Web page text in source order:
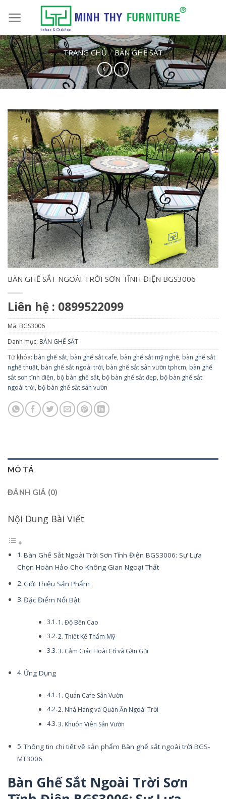
TRANG CHỦ / BÀN GHẾ SẮT
BÀN GHẾ SẮT NGOÀI TRỜI SƠN TĨNH ĐIỆN BGS3006
Liên hệ : 0899522099
Mã: BGS3006
Danh mục: BÀN GHẾ SẮT
Từ khóa: bàn ghế sắt, bàn ghế sắt cafe, bàn ghế sắt mỹ nghệ, bàn ghế sắt
nghệ thuật, bàn ghế sắt ngoài trời, bàn ghế sắt sân vườn tphcm, bàn ghế
sắt sơn tĩnh điện, bộ bàn ghế sắt, bộ bàn ghế sắt đẹp, bộ bàn ghế sắt
ngoài trời, bộ bàn ghế sắt sân vườn
MÔ TẢ
ĐÁNH GIÁ (0)
Nội Dung Bài Viết
Bàn Ghế Sắt Ngoài Trời Sơn Tĩnh Điện BGS3006: Sự Lựa
Chọn Hoàn Hảo Cho Không Gian Ngoại Thất
Giới Thiệu Sản Phẩm
Đặc Điểm Nổi Bật
1. Độ Bền Cao
2. Thiết Kế Thẩm Mỹ
3. Cảm Giác Hoài Cổ và Gần Gũi
Ứng Dụng
1. Quán Cafe Sân Vườn
2. Nhà Hàng và Quán Ăn Ngoài Trời
3. Khuôn Viên Sân Vườn
Thông tin chi tiết về sản phẩm Bàn ghế sắt ngoài trời BGS-
MT3006
Bàn Ghế Sắt Ngoài Trời Sơn